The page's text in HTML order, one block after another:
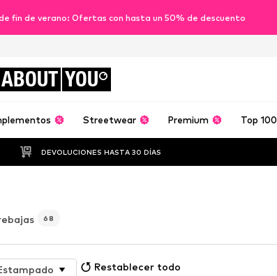
fin de verano: Ofertas con hasta un 50% de descuento
ABOUT YOU
Streetwear Premium Top 100
DEVOLUCIONES HASTA 30 DÍAS
68
Restablecer todo